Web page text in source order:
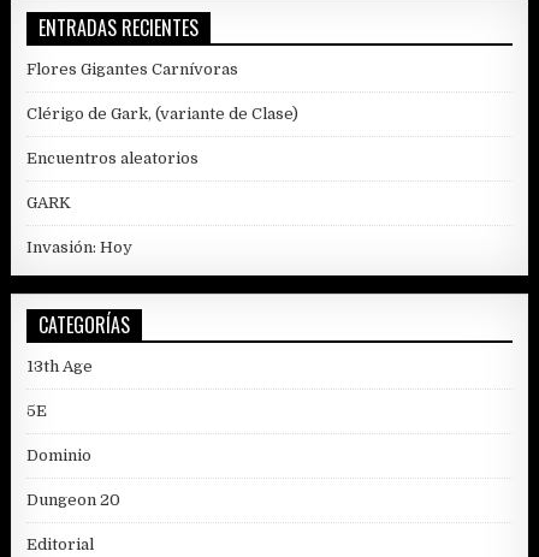
ENTRADAS RECIENTES
Flores Gigantes Carnívoras
Clérigo de Gark, (variante de Clase)
Encuentros aleatorios
GARK
Invasión: Hoy
CATEGORÍAS
13th Age
5E
Dominio
Dungeon 20
Editorial